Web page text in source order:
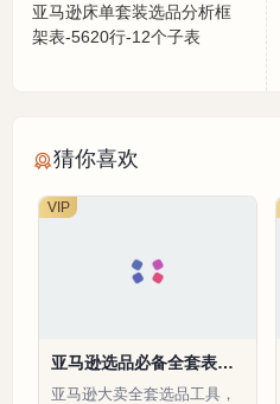
亚马逊床单套装选品分析框
架表-5620行-12个子表
猜你喜欢
亚马逊选品必备全套表格-
164行-7个子表
亚马逊大卖全套选品工具，
VIP